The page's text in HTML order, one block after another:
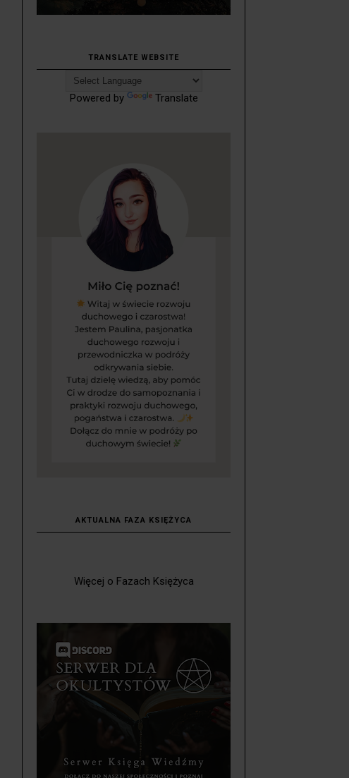
TRANSLATE WEBSITE
Powered by Translate
AKTUALNA FAZA KSIĘŻYCA
Więcej o Fazach Księżyca